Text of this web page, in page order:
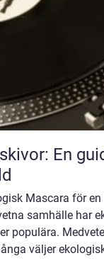
En
Mascara för
samhälle har
populära.
väljer